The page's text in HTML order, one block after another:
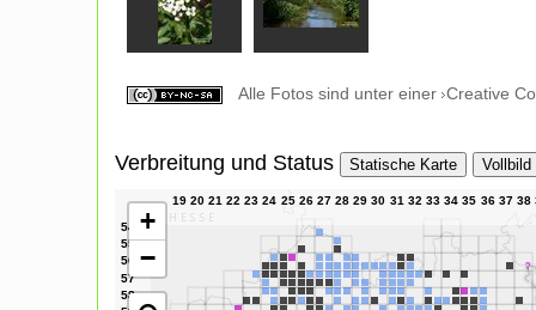
Alle Fotos sind unter einer Creative
Verbreitung und Status Statische Karte Vollbild
+
−